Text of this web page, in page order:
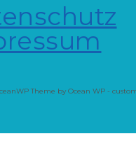
Theme by Ocean WP -